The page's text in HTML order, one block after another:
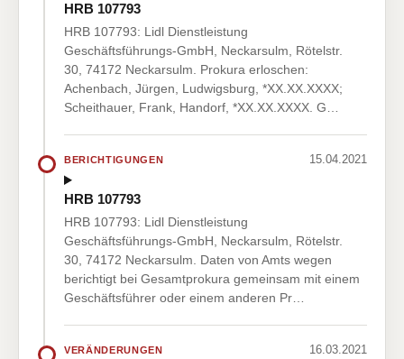
HRB 107793
HRB 107793: Lidl Dienstleistung
Geschäftsführungs-GmbH, Neckarsulm, Rötelstr.
30, 74172 Neckarsulm. Prokura erloschen:
Achenbach, Jürgen, Ludwigsburg, *XX.XX.XXXX;
Scheithauer, Frank, Handorf, *XX.XX.XXXX. G…
BERICHTIGUNGEN 15.04.2021
HRB 107793
HRB 107793: Lidl Dienstleistung
Geschäftsführungs-GmbH, Neckarsulm, Rötelstr.
30, 74172 Neckarsulm. Daten von Amts wegen
berichtigt bei Gesamtprokura gemeinsam mit einem
Geschäftsführer oder einem anderen Pr…
VERÄNDERUNGEN 16.03.2021